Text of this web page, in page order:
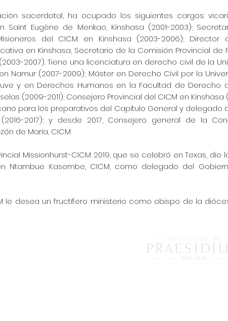
sacerdotal, ha ocupado los siguientes cargos:
Eugène de Menkao, Kinshasa (2001-2003);
del CICM en Kinshasa (2003-2006); Director
en Kinshasa, Secretario de la Comisión Provincial de
2007). Tiene una licenciatura en derecho civil de la
Namur (2007-2009); Máster en Derecho Civil por la
y en Derechos Humanos en la Facultad de Derecho
(2009-2011); Consejero Provincial del CICM en Kinshasa
para los preparativos del Capítulo General y delegado
2017); y desde 2017, Consejero general de la
de María, CICM
Missionhurst-CICM 2019, que se celebró en Texas, dio
Ntambue Kasembe, CICM, como delegado del
le desea un fructífero ministerio como obispo de la